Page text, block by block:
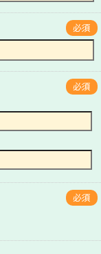
必須
必須
必須